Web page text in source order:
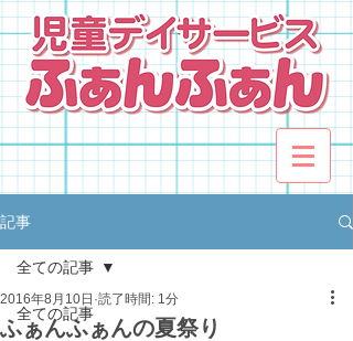
記事
全ての記事
全ての記事
ふぁんふぁんの夏祭り
2016年8月10日 読了時間: 1分